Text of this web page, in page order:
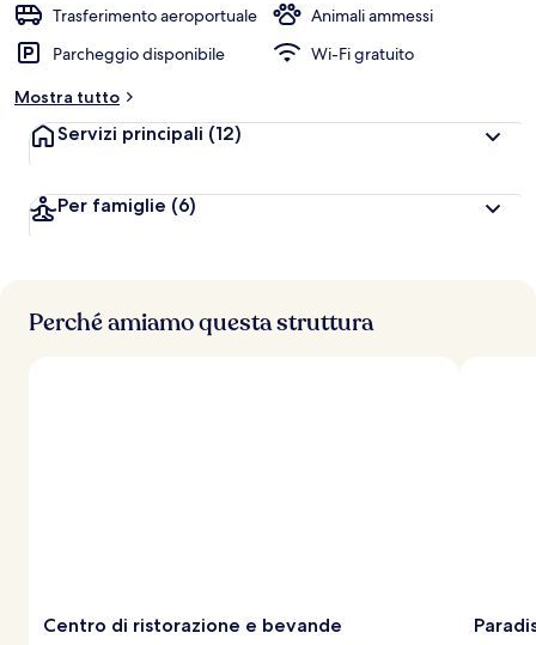
Trasferimento aeroportuale
Animali ammessi
Parcheggio disponibile
Wi-Fi gratuito
Mostra tutto
Servizi principali (12)
Per famiglie (6)
Perché amiamo questa struttura
Centro di ristorazione e bevande